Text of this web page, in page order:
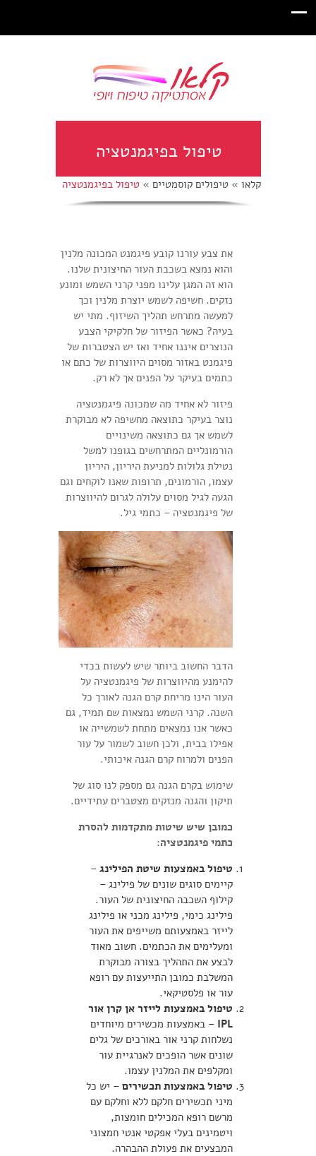
טיפול בפיגמנטציה
קלאו » טיפולים קוסמטיים » טיפול בפיגמנטציה
את צבע עורנו קובע פיגמנט המכונה מלנין
והוא נמצא בשכבת העור החיצונית שלנו.
הוא זה המגן עלינו מפני קרני השמש ומונע
נזקים. חשיפה לשמש יוצרת מלנין וכך
למעשה מתרחש תהליך השיזוף. מתי יש
בעיה? כאשר הפיזור של חלקיקי הצבע
הנוצרים איננו אחיד ואז יש הצטברות של
פיגמנט באזור מסוים היווצרות של כתם או
כתמים בעיקר על הפנים אך לא רק.
פיזור לא אחיד מה שמכונה פיגמנטציה
נוצר בעיקר כתוצאה מחשיפה לא מבוקרת
לשמש אך גם כתוצאה משינויים
הורמונליים המתרחשים בגופנו למשל
נטילת גלולות למניעת היריון, היריון
עצמו, הורמונים, תרופות שאנו לוקחים וגם
הגעה לגיל מסוים עלולה לגרום להיווצרות
של פיגמנטציה – כתמי גיל.
הדבר החשוב ביותר שיש לעשות בכדי
להימנע מהיווצרות של פיגמנטציה על
העור הינו מריחת קרם הגנה לאורך כל
השנה. קרני השמש נמצאות שם תמיד, גם
כאשר אנו נמצאים מתחת לשמשייה או
אפילו בבית, ולכן חשוב לשמור על עור
הפנים ולמרוח קרם הגנה איכותי.
שימוש בקרם הגנה גם מספק לנו סוג של
תיקון והגנה מנזקים מצטברים עתידיים.
כמובן שיש שיטות מתקדמות להסרת
כתמי פיגמנטציה:
טיפול באמצעות שיטת הפילינג –
קיימים סוגים שונים של פילינג –
קילוף השכבה החיצונית של העור.
פילינג כימי, פילינג מכני או פילינג
לייזר באמצעותם משייפים את העור
ומעלימים את הכתמים. חשוב מאוד
לבצע את התהליך בצורה מבוקרת
המשלבת כמובן התייעצות עם רופא
עור או פלסטיקאי.
טיפול באמצעות לייזר אן קרן אור
IPL – באמצעות מכשירים מיוחדים
נשלחות קרני אור באורכים של גלים
שונים אשר הופכים לאנרגיית עור
ומקלפים את המלנין עצמו.
טיפול באמצעות תכשירים – יש כל
מיני תכשירים חלקם ללא וחלקם עם
מרשם רופא המכילים חומצות,
ויטמינים בעלי אפקטי אנטי חמצוני
המבצעים את פעולת ההבהרה.